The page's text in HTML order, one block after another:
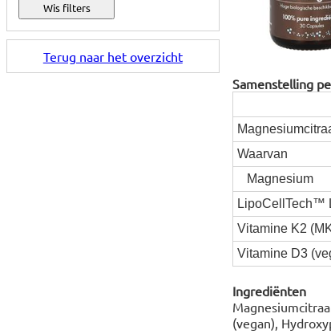
Terug naar het overzicht
Samenstelling
Waarvan
Magnesium
LipoCellTech™
Vitamine K2
Vitamine D3
Ingrediënten
(vegan),